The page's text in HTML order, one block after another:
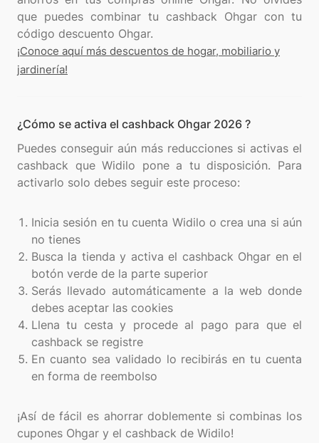
que puedes combinar tu cashback Ohgar con tu
¡Conoce aquí más descuentos de hogar, mobiliario y
jardinería!
¿Cómo se activa el cashback Ohgar 2026 ?
Puedes conseguir aún más reducciones si activas el
cashback que Widilo pone a tu disposición. Para
activarlo solo debes seguir este proceso:
Inicia sesión en tu cuenta Widilo o crea una si aún
no tienes
Busca la tienda y activa el cashback Ohgar en el
botón verde de la parte superior
Serás llevado automáticamente a la web donde
debes aceptar las cookies
Llena tu cesta y procede al pago para que el
cashback se registre
En cuanto sea validado lo recibirás en tu cuenta
en forma de reembolso
¡Así de fácil es ahorrar doblemente si combinas los